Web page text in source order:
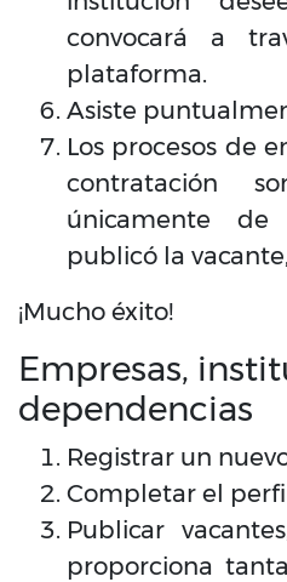
convocará a
plataforma.
Asiste
Los procesos de
contratación
únicamente
publicó la
¡Mucho éxito!
Empresas,
dependencias
Registrar un
Completar el
Publicar
proporciona